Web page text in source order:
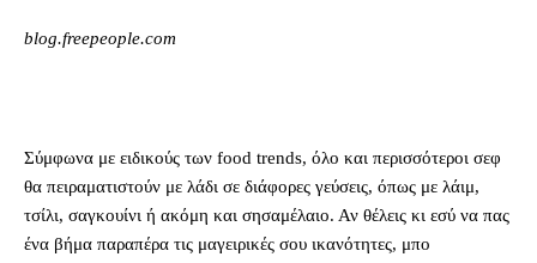
blog.freepeople.com
Σύμφωνα με ειδικούς των food trends, όλο και περισσότεροι σεφ
θα πειραματιστούν με λάδι σε διάφορες γεύσεις, όπως με λάιμ,
τσίλι, σαγκουίνι ή ακόμη και σησαμέλαιο. Αν θέλεις κι εσύ να πας
ένα βήμα παραπέρα τις μαγειρικές σου ικανότητες, μπο